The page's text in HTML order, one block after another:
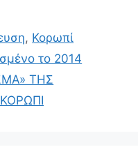
, Κορωπί
το 2014
ΤΗΣ